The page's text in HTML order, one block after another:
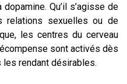
Qu’il s’agisse de
relations sexuelles ou de
les centres du cerveau
sont activés dès
les rendant désirables.